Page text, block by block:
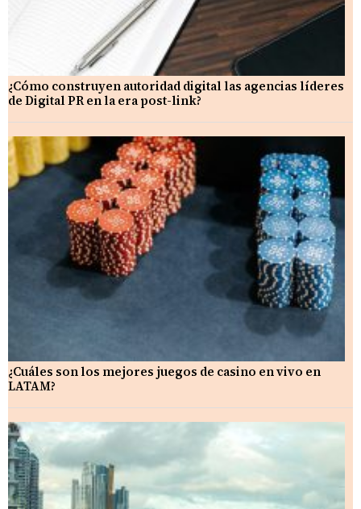
¿Cómo construyen autoridad digital las agencias líderes
de Digital PR en la era post-link?
¿Cuáles son los mejores juegos de casino en vivo en
LATAM?